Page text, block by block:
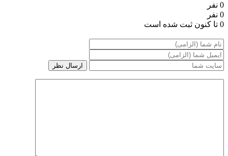
0 نفر
0 نفر
0 تا کنون ثبت شده است